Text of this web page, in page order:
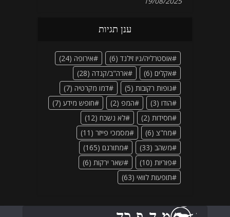
ענן תגיות
אוסטרליה/ניו זילנד (6) אירופה (24)
אקלים (6) ארה"ב/קנדה (28)
גופות רקובות (5) דמו מקרטיה (7)
הודו (3) המפ (2) חופש מידע (7)
חסידות (2) לא נשכח (12)
מח"צ (6) מסמכי פייזר (11)
משהב (33) מתורגם (165)
פוריות (10) שאר ירקות (6)
תופעות לוואי (63)